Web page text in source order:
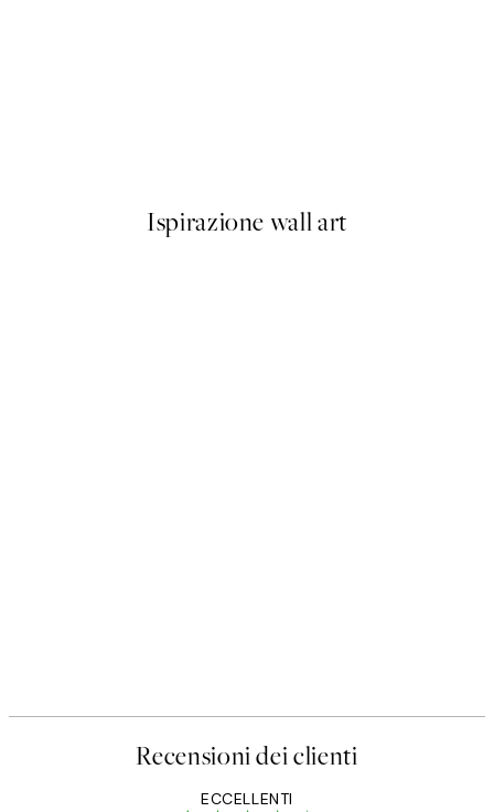
Ispirazione wall art
Recensioni dei clienti
ECCELLENTI